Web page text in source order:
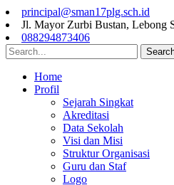
principal@sman17plg.sch.id
Jl. Mayor Zurbi Bustan, Lebong
088294873406
Home
Profil
Sejarah Singkat
Akreditasi
Data Sekolah
Visi dan Misi
Struktur Organisasi
Guru dan Staf
Logo